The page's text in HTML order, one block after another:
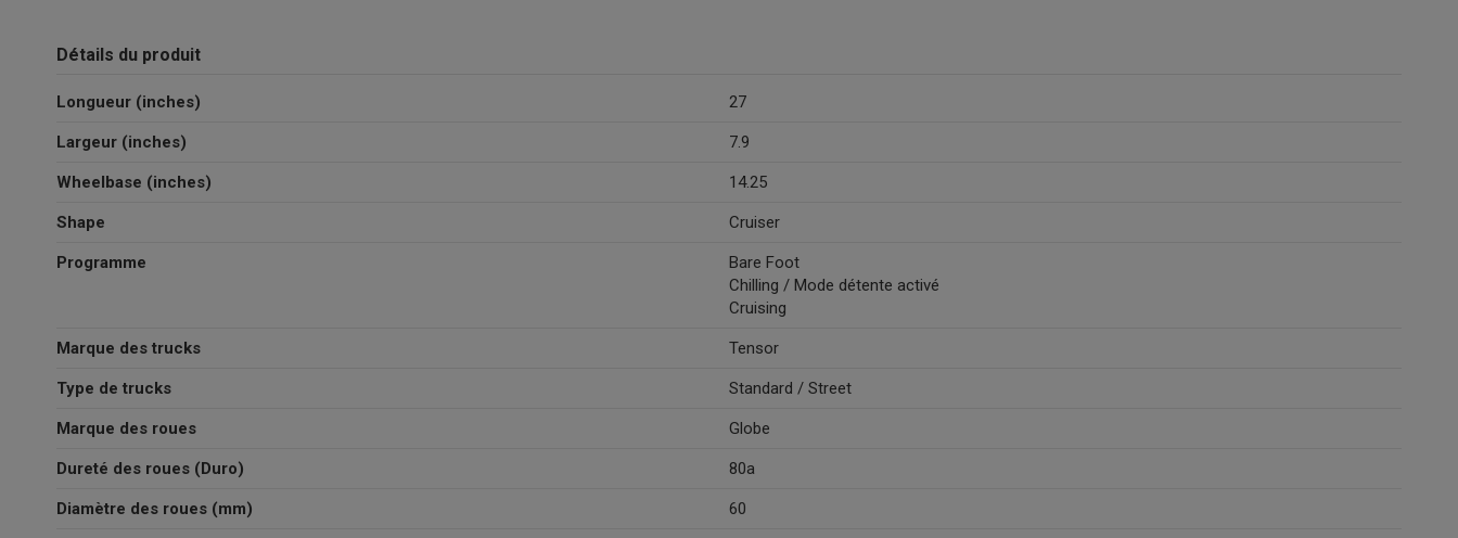
Détails du produit
Longueur (inches) 27
Largeur (inches) 7.9
Wheelbase (inches) 14.25
Shape Cruiser
Programme
Bare Foot
Chilling / Mode détente activé
Cruising
Marque des trucks Tensor
Type de trucks Standard / Street
Marque des roues Globe
Dureté des roues (Duro) 80a
Diamètre des roues (mm) 60